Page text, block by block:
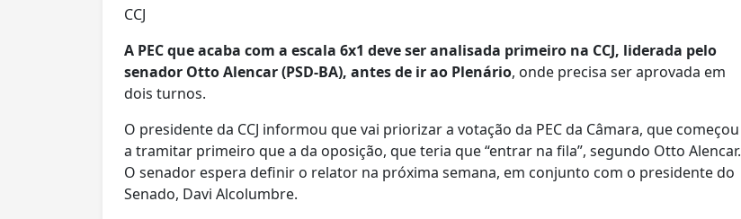
CCJ
A PEC que acaba com a escala 6x1 deve ser analisada primeiro na CCJ, liderada pelo
senador Otto Alencar (PSD-BA), antes de ir ao Plenário, onde precisa ser aprovada em
dois turnos.
O presidente da CCJ informou que vai priorizar a votação da PEC da Câmara, que começou
a tramitar primeiro que a da oposição, que teria que “entrar na fila”, segundo Otto Alencar.
O senador espera definir o relator na próxima semana, em conjunto com o presidente do
Senado, Davi Alcolumbre.